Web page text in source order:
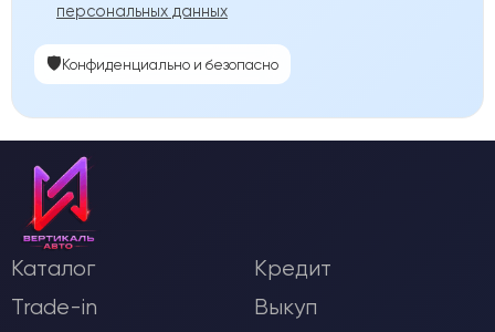
персональных данных
🛡️Конфиденциально и безопасно
Каталог
Кредит
Trade-in
Выкуп